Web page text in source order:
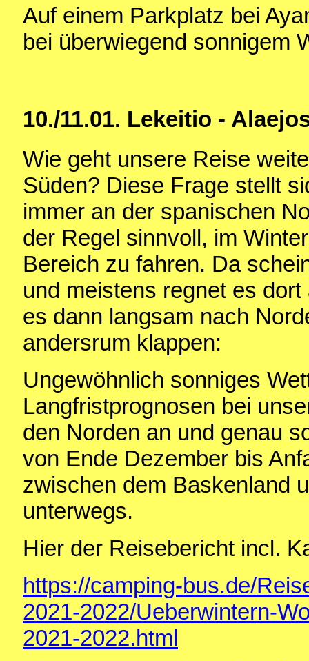
Auf einem Parkplatz bei
bei überwiegend sonnigem
10./11.01. Lekeitio -
Wie geht unsere Reise
Süden? Diese Frage stellt
immer an der spanischen
der Regel sinnvoll, im
Bereich zu fahren. Da
und meistens regnet es
es dann langsam nach
andersrum klappen:
Ungewöhnlich sonniges
Langfristprognosen bei
den Norden an und genau
von Ende Dezember bis
zwischen dem Baskenland
unterwegs.
Hier der Reisebericht incl.
https://camping-bus.de/
2021-2022/Ueberwintern-
2021-2022.html